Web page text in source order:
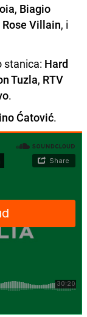
, Biagio
Rose Villain, i
stanica: Hard
Tuzla, RTV
.
Ćatović.